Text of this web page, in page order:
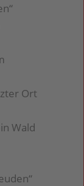
Ort
Wald